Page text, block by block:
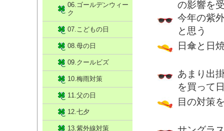
の影響を
今年の紫
と思う
日傘と日
あまり出
を買って
目の対策
06.ゴールデンウィー
ク
07.こどもの日
08.母の日
09.クールビズ
10.梅雨対策
11.父の日
12.七夕
13.紫外線対策